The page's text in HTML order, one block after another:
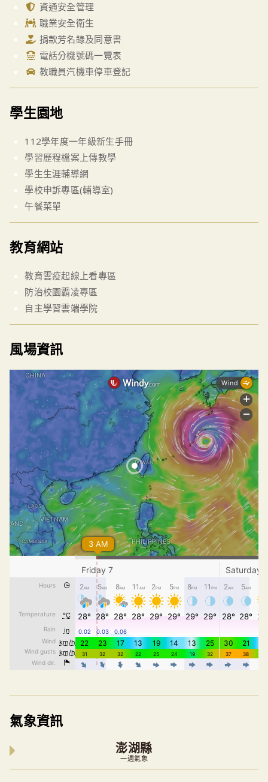
資通安全管理
職業安全衛生
捐款芳名錄及同意書
電話分機號碼一覽表
教職員汽機車停車登記
學生園地
112學年度一年級新生手冊
學習歷程檔案上傳教學
學生生涯輔導網
學校申訴專區(輔導室)
午餐菜單
教育網站
教育雲疫起線上看專區
防治校園霸凌專區
自主學習雲端學院
風場資訊
氣象資訊
澎湖縣
一週氣象